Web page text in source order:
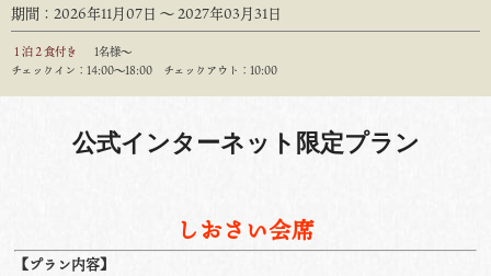
期間：2026年11月07日 〜 2027年03月31日
１泊２食付き
1名様～
チェックイン：14:00〜18:00 チェックアウト：10:00
公式インターネット限定プラン
しおさい会席
【プラン内容】